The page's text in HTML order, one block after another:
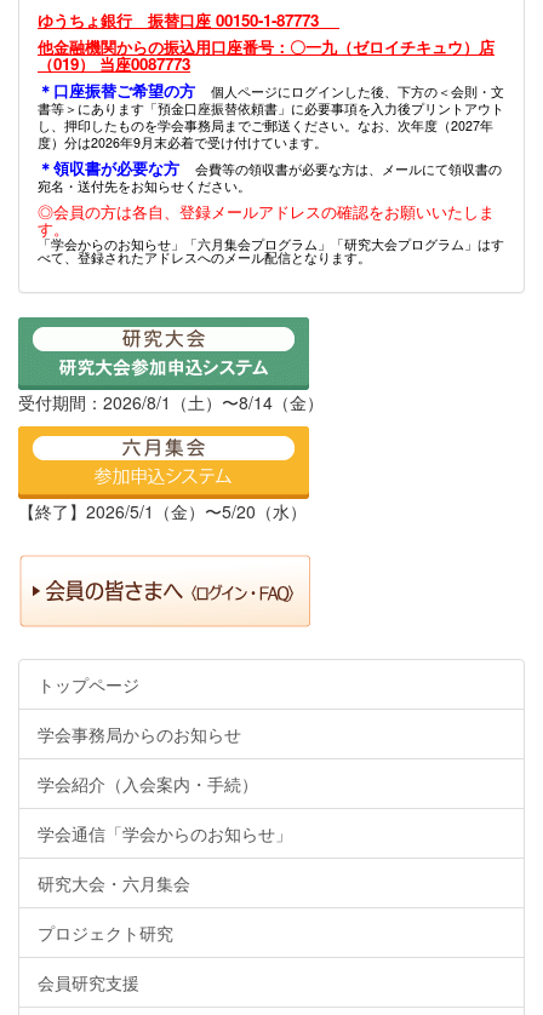
ゆうちょ銀行 振替口座 00150-1-87773
他金融機関からの振込用口座番号：〇一九（ゼロイチキュウ）店
（019） 当座0087773
＊口座振替ご希望の方
個人ページにログインした後、下方の＜会則・文
書等＞にあります「預金口座振替依頼書」に必要事項を入力後プリントアウト
し、押印したものを学会事務局までご郵送ください。なお、次年度（2027年
度）分は2026年9月末必着で受け付けています。
＊領収書が必要な方
会費等の領収書が必要な方は、メールにて領収書の
宛名・送付先をお知らせください。
◎会員の方は各自、登録メールアドレスの確認をお願いいたしま
す。
「学会からのお知らせ」「六月集会プログラム」「研究大会プログラム」はす
べて、登録されたアドレスへのメール配信となります。
受付期間：2026/8/1（土）〜8/14（金）
【終了】2026/5/1（金）〜5/20（水）
トップページ
学会事務局からのお知らせ
学会紹介（入会案内・手続）
学会通信「学会からのお知らせ」
研究大会・六月集会
プロジェクト研究
会員研究支援